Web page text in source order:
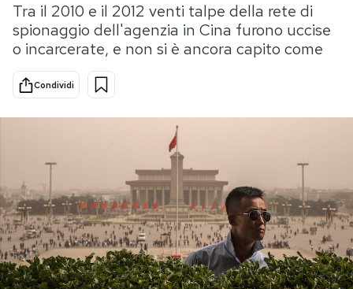
Tecnologia
Internet
Scienza
Cultura
Economia
Storie/Idee
Ok Boomer!
Media
PODCAST
NEWSLETTER
Tra il 2010 e il 2012 venti talpe della rete di
spionaggio dell'agenzia in Cina furono uccise
o incarcerate, e non si è ancora capito come
Condividi